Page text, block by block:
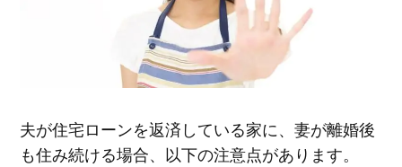
夫が住宅ローンを返済している家に、妻が離婚後
も住み続ける場合、以下の注意点があります。